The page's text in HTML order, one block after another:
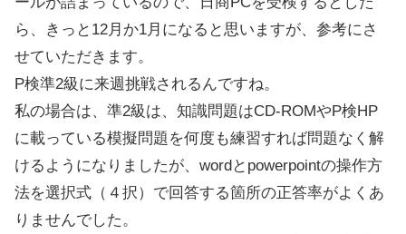
ら、きっと12月か1月になると思いますが、参考にさ
せていただきます。
P検準2級に来週挑戦されるんですね。
私の場合は、準2級は、知識問題はCD-ROMやP検HP
に載っている模擬問題を何度も練習すれば問題なく解
けるようになりましたが、wordとpowerpointの操作方
法を選択式（４択）で回答する箇所の正答率がよくあ
りませんでした。